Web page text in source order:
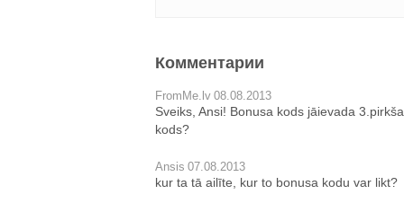
Комментарии
FromMe.lv 08.08.2013
Sveiks, Ansi! Bonusa kods jāievada
kods?
Ansis 07.08.2013
kur ta tā ailīte, kur to bonusa kodu var likt?